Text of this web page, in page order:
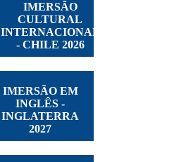
IMERSÃO
CULTURAL
INTERNACIONAL
- CHILE 2026
IMERSÃO EM
INGLÊS -
INGLATERRA
2027